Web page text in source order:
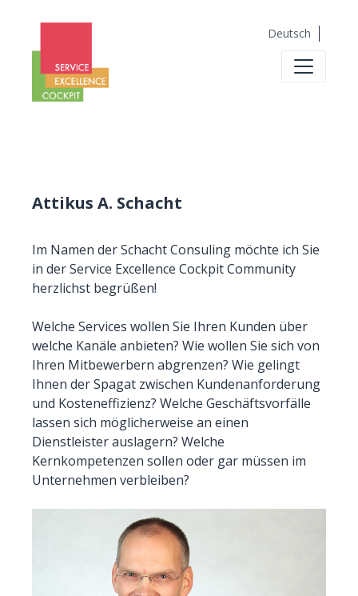
Deutsch
Attikus A. Schacht
Im Namen der Schacht Consuling möchte ich Sie
in der Service Excellence Cockpit Community
herzlichst begrüßen!
Welche Services wollen Sie Ihren Kunden über
welche Kanäle anbieten? Wie wollen Sie sich von
Ihren Mitbewerbern abgrenzen? Wie gelingt
Ihnen der Spagat zwischen Kundenanforderung
und Kosteneffizienz? Welche Geschäftsvorfälle
lassen sich möglicherweise an einen
Dienstleister auslagern? Welche
Kernkompetenzen sollen oder gar müssen im
Unternehmen verbleiben?